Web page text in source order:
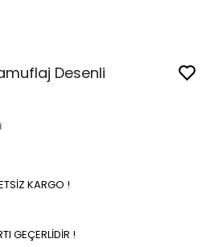
Desenli
KARGO !
GEÇERLİDİR !